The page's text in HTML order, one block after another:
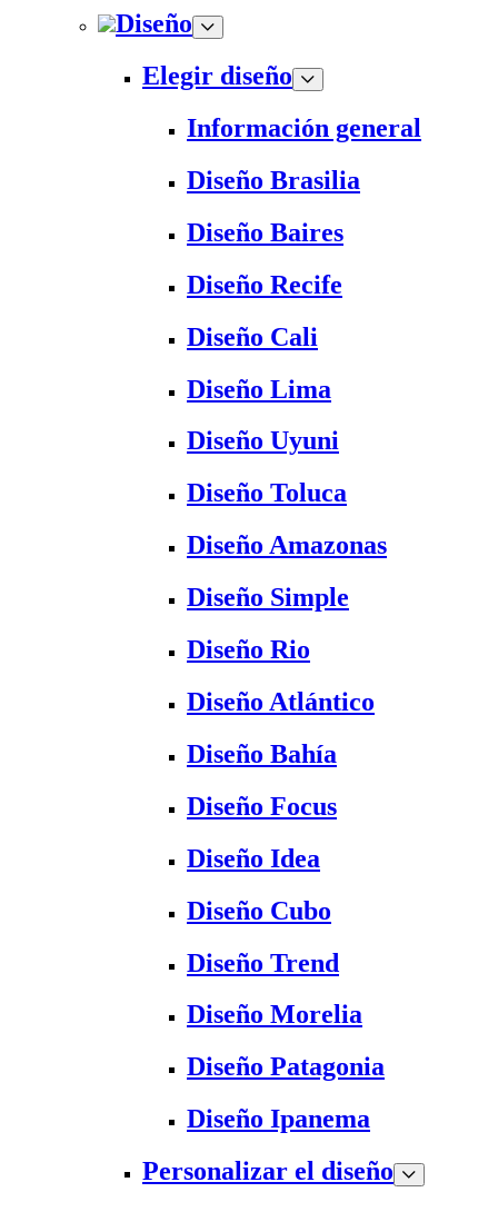
Diseño
Elegir diseño
Información general
Diseño Brasilia
Diseño Baires
Diseño Recife
Diseño Cali
Diseño Lima
Diseño Uyuni
Diseño Toluca
Diseño Amazonas
Diseño Simple
Diseño Rio
Diseño Atlántico
Diseño Bahía
Diseño Focus
Diseño Idea
Diseño Cubo
Diseño Trend
Diseño Morelia
Diseño Patagonia
Diseño Ipanema
Personalizar el diseño